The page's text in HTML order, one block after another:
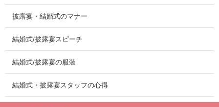
披露宴・結婚式のマナー
結婚式/披露宴スピーチ
結婚式/披露宴の服装
結婚式・披露宴スタッフの心得